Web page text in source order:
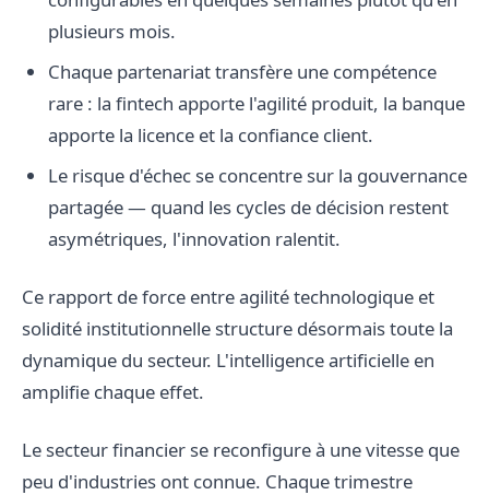
plusieurs mois.
Chaque partenariat transfère une compétence
rare : la fintech apporte l'agilité produit, la banque
apporte la licence et la confiance client.
Le risque d'échec se concentre sur la gouvernance
partagée — quand les cycles de décision restent
asymétriques, l'innovation ralentit.
Ce rapport de force entre agilité technologique et
solidité institutionnelle structure désormais toute la
dynamique du secteur. L'intelligence artificielle en
amplifie chaque effet.
Le secteur financier se reconfigure à une vitesse que
peu d'industries ont connue. Chaque trimestre